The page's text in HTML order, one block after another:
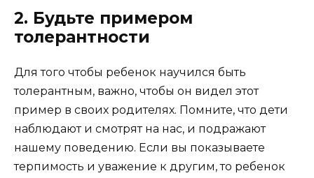
2. Будьте примером
толерантности
Для того чтобы ребенок научился быть
толерантным, важно, чтобы он видел этот
пример в своих родителях. Помните, что дети
наблюдают и смотрят на нас, и подражают
нашему поведению. Если вы показываете
терпимость и уважение к другим, то ребенок